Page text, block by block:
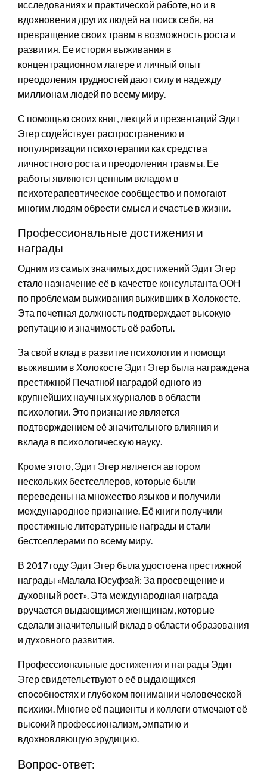
исследованиях и практической работе, но и в
вдохновении других людей на поиск себя, на
превращение своих травм в возможность роста и
развития. Ее история выживания в
концентрационном лагере и личный опыт
преодоления трудностей дают силу и надежду
миллионам людей по всему миру.
С помощью своих книг, лекций и презентаций Эдит
Эгер содействует распространению и
популяризации психотерапии как средства
личностного роста и преодоления травмы. Ее
работы являются ценным вкладом в
психотерапевтическое сообщество и помогают
многим людям обрести смысл и счастье в жизни.
Профессиональные достижения и
награды
Одним из самых значимых достижений Эдит Эгер
стало назначение её в качестве консультанта ООН
по проблемам выживания выживших в Холокосте.
Эта почетная должность подтверждает высокую
репутацию и значимость её работы.
За свой вклад в развитие психологии и помощи
выжившим в Холокосте Эдит Эгер была награждена
престижной Печатной наградой одного из
крупнейших научных журналов в области
психологии. Это признание является
подтверждением её значительного влияния и
вклада в психологическую науку.
Кроме этого, Эдит Эгер является автором
нескольких бестселлеров, которые были
переведены на множество языков и получили
международное признание. Её книги получили
престижные литературные награды и стали
бестселлерами по всему миру.
В 2017 году Эдит Эгер была удостоена престижной
награды «Малала Юсуфзай: За просвещение и
духовный рост». Эта международная награда
вручается выдающимся женщинам, которые
сделали значительный вклад в области образования
и духовного развития.
Профессиональные достижения и награды Эдит
Эгер свидетельствуют о её выдающихся
способностях и глубоком понимании человеческой
психики. Многие её пациенты и коллеги отмечают её
высокий профессионализм, эмпатию и
вдохновляющую эрудицию.
Вопрос-ответ: